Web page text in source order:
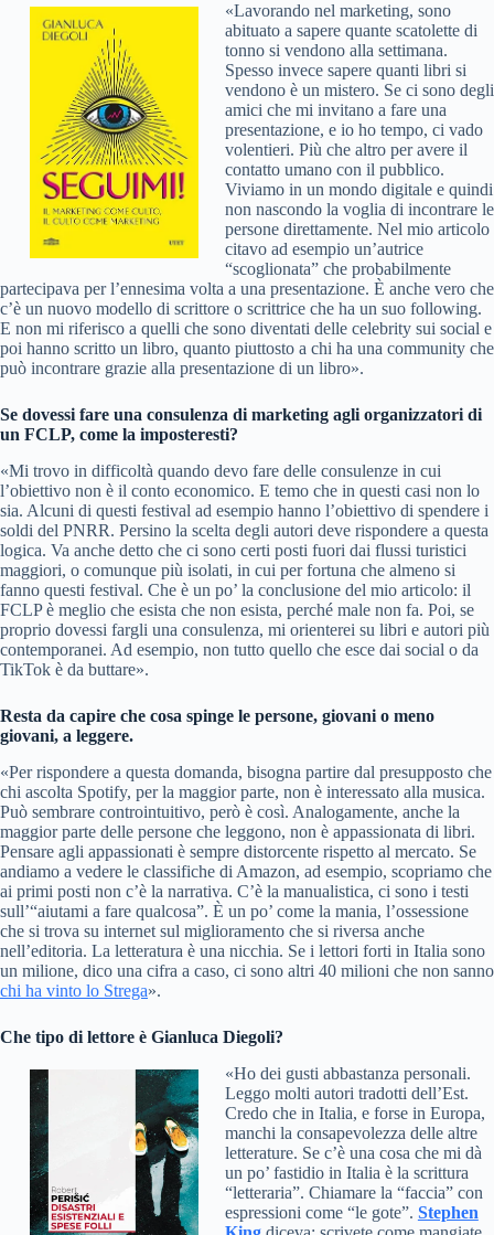
«Lavorando nel marketing, sono
abituato a sapere quante scatolette di
tonno si vendono alla settimana.
Spesso invece sapere quanti libri si
vendono è un mistero. Se ci sono degli
amici che mi invitano a fare una
presentazione, e io ho tempo, ci vado
volentieri. Più che altro per avere il
contatto umano con il pubblico.
Viviamo in un mondo digitale e quindi
non nascondo la voglia di incontrare le
persone direttamente. Nel mio articolo
citavo ad esempio un’autrice
“scoglionata” che probabilmente
partecipava per l’ennesima volta a una presentazione. È anche vero che
c’è un nuovo modello di scrittore o scrittrice che ha un suo following.
E non mi riferisco a quelli che sono diventati delle celebrity sui social e
poi hanno scritto un libro, quanto piuttosto a chi ha una community che
può incontrare grazie alla presentazione di un libro».
Se dovessi fare una consulenza di marketing agli organizzatori di
un FCLP, come la imposteresti?
«Mi trovo in difficoltà quando devo fare delle consulenze in cui
l’obiettivo non è il conto economico. E temo che in questi casi non lo
sia. Alcuni di questi festival ad esempio hanno l’obiettivo di spendere i
soldi del PNRR. Persino la scelta degli autori deve rispondere a questa
logica. Va anche detto che ci sono certi posti fuori dai flussi turistici
maggiori, o comunque più isolati, in cui per fortuna che almeno si
fanno questi festival. Che è un po’ la conclusione del mio articolo: il
FCLP è meglio che esista che non esista, perché male non fa. Poi, se
proprio dovessi fargli una consulenza, mi orienterei su libri e autori più
contemporanei. Ad esempio, non tutto quello che esce dai social o da
TikTok è da buttare».
Resta da capire che cosa spinge le persone, giovani o meno
giovani, a leggere.
«Per rispondere a questa domanda, bisogna partire dal presupposto che
chi ascolta Spotify, per la maggior parte, non è interessato alla musica.
Può sembrare controintuitivo, però è così. Analogamente, anche la
maggior parte delle persone che leggono, non è appassionata di libri.
Pensare agli appassionati è sempre distorcente rispetto al mercato. Se
andiamo a vedere le classifiche di Amazon, ad esempio, scopriamo che
ai primi posti non c’è la narrativa. C’è la manualistica, ci sono i testi
sull’“aiutami a fare qualcosa”. È un po’ come la mania, l’ossessione
che si trova su internet sul miglioramento che si riversa anche
nell’editoria. La letteratura è una nicchia. Se i lettori forti in Italia sono
un milione, dico una cifra a caso, ci sono altri 40 milioni che non sanno
chi ha vinto lo Strega».
Che tipo di lettore è Gianluca Diegoli?
«Ho dei gusti abbastanza personali.
Leggo molti autori tradotti dell’Est.
Credo che in Italia, e forse in Europa,
manchi la consapevolezza delle altre
letterature. Se c’è una cosa che mi dà
un po’ fastidio in Italia è la scrittura
“letteraria”. Chiamare la “faccia” con
espressioni come “le gote”. Stephen